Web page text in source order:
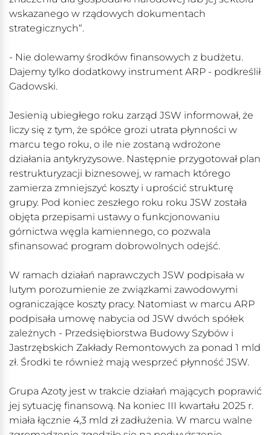
wskazanego w rządowych dokumentach
strategicznych“.
- Nie dolewamy środków finansowych z budżetu.
Dajemy tylko dodatkowy instrument ARP - podkreślił
Gadowski.
Jesienią ubiegłego roku zarząd JSW informował, że
liczy się z tym, że spółce grozi utrata płynności w
marcu tego roku, o ile nie zostaną wdrożone
działania antykryzysowe. Następnie przygotował plan
restrukturyzacji biznesowej, w ramach którego
zamierza zmniejszyć koszty i uprościć strukturę
grupy. Pod koniec zeszłego roku roku JSW została
objęta przepisami ustawy o funkcjonowaniu
górnictwa węgla kamiennego, co pozwala
sfinansować program dobrowolnych odejść.
W ramach działań naprawczych JSW podpisała w
lutym porozumienie ze związkami zawodowymi
ograniczające koszty pracy. Natomiast w marcu ARP
podpisała umowę nabycia od JSW dwóch spółek
zależnych - Przedsiębiorstwa Budowy Szybów i
Jastrzębskich Zakłady Remontowych za ponad 1 mld
zł. Środki te również mają wesprzeć płynność JSW.
Grupa Azoty jest w trakcie działań mających poprawić
jej sytuację finansową. Na koniec III kwartału 2025 r.
miała łącznie 4,3 mld zł zadłużenia. W marcu walne